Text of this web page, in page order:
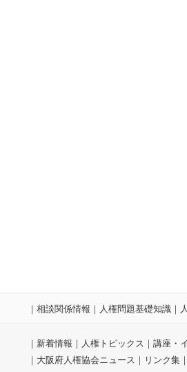
｜ 相談関係情報 ｜ 人権問題基礎知識 ｜
｜ 新着情報 ｜ 人権トピックス ｜ 講座・
｜ 大阪府人権協会ニュース ｜ リンク集 ｜